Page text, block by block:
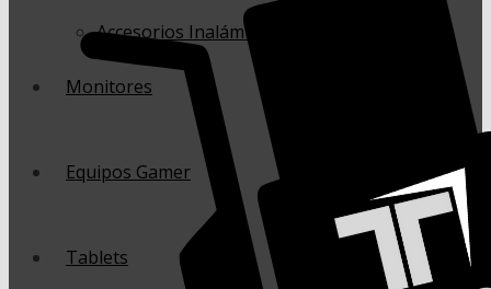
Accesorios Inalámbricos
Monitores
Equipos Gamer
Tablets